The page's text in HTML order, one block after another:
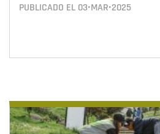
PUBLICADO EL 03•MAR•2025